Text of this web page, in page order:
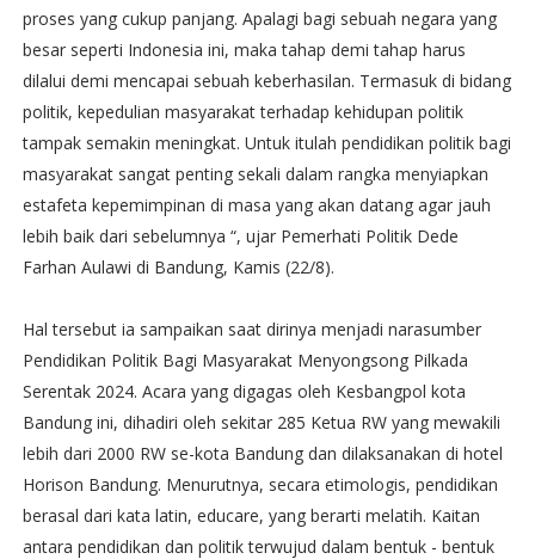
proses yang cukup panjang. Apalagi bagi sebuah negara yang
besar seperti Indonesia ini, maka tahap demi tahap harus
dilalui demi mencapai sebuah keberhasilan. Termasuk di bidang
politik, kepedulian masyarakat terhadap kehidupan politik
tampak semakin meningkat. Untuk itulah pendidikan politik bagi
masyarakat sangat penting sekali dalam rangka menyiapkan
estafeta kepemimpinan di masa yang akan datang agar jauh
lebih baik dari sebelumnya “, ujar Pemerhati Politik Dede
Farhan Aulawi di Bandung, Kamis (22/8).
Hal tersebut ia sampaikan saat dirinya menjadi narasumber
Pendidikan Politik Bagi Masyarakat Menyongsong Pilkada
Serentak 2024. Acara yang digagas oleh Kesbangpol kota
Bandung ini, dihadiri oleh sekitar 285 Ketua RW yang mewakili
lebih dari 2000 RW se-kota Bandung dan dilaksanakan di hotel
Horison Bandung. Menurutnya, secara etimologis, pendidikan
berasal dari kata latin, educare, yang berarti melatih. Kaitan
antara pendidikan dan politik terwujud dalam bentuk - bentuk